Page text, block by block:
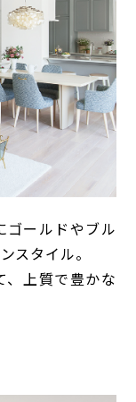
ゴールドやブル
スタイル。
、上質で豊かな